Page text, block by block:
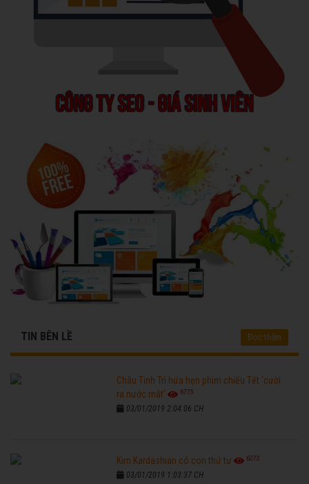
TIN BÊN LỀ Đọc thêm
Châu Tinh Trì hứa hẹn phim chiếu Tết 'cười
ra nước mắt'
6775
03/01/2019 2:04:06 CH
Kim Kardashian có con thứ tư 6272
03/01/2019 1:03:37 CH